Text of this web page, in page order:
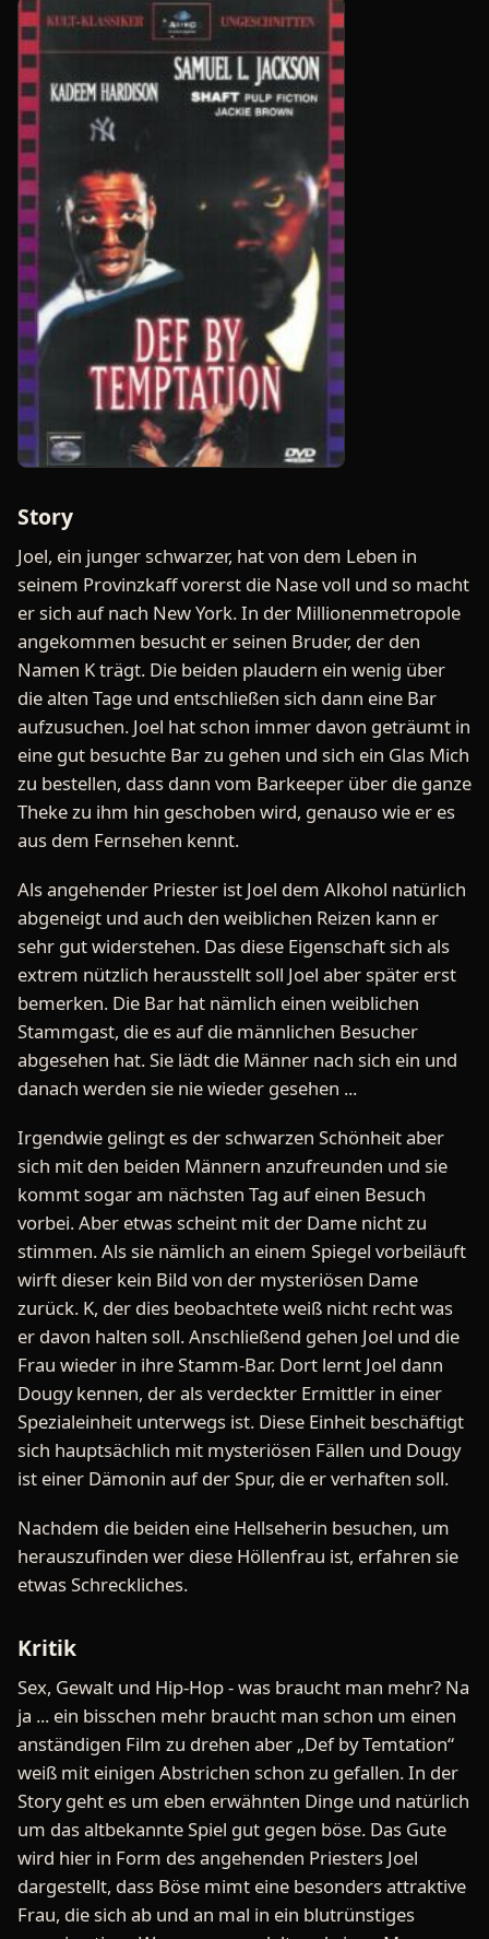
Story
Joel, ein junger schwarzer, hat von dem Leben in
seinem Provinzkaff vorerst die Nase voll und so macht
er sich auf nach New York. In der Millionenmetropole
angekommen besucht er seinen Bruder, der den
Namen K trägt. Die beiden plaudern ein wenig über
die alten Tage und entschließen sich dann eine Bar
aufzusuchen. Joel hat schon immer davon geträumt in
eine gut besuchte Bar zu gehen und sich ein Glas Mich
zu bestellen, dass dann vom Barkeeper über die ganze
Theke zu ihm hin geschoben wird, genauso wie er es
aus dem Fernsehen kennt.
Als angehender Priester ist Joel dem Alkohol natürlich
abgeneigt und auch den weiblichen Reizen kann er
sehr gut widerstehen. Das diese Eigenschaft sich als
extrem nützlich herausstellt soll Joel aber später erst
bemerken. Die Bar hat nämlich einen weiblichen
Stammgast, die es auf die männlichen Besucher
abgesehen hat. Sie lädt die Männer nach sich ein und
danach werden sie nie wieder gesehen ...
Irgendwie gelingt es der schwarzen Schönheit aber
sich mit den beiden Männern anzufreunden und sie
kommt sogar am nächsten Tag auf einen Besuch
vorbei. Aber etwas scheint mit der Dame nicht zu
stimmen. Als sie nämlich an einem Spiegel vorbeiläuft
wirft dieser kein Bild von der mysteriösen Dame
zurück. K, der dies beobachtete weiß nicht recht was
er davon halten soll. Anschließend gehen Joel und die
Frau wieder in ihre Stamm-Bar. Dort lernt Joel dann
Dougy kennen, der als verdeckter Ermittler in einer
Spezialeinheit unterwegs ist. Diese Einheit beschäftigt
sich hauptsächlich mit mysteriösen Fällen und Dougy
ist einer Dämonin auf der Spur, die er verhaften soll.
Nachdem die beiden eine Hellseherin besuchen, um
herauszufinden wer diese Höllenfrau ist, erfahren sie
etwas Schreckliches.
Kritik
Sex, Gewalt und Hip-Hop - was braucht man mehr? Na
ja ... ein bisschen mehr braucht man schon um einen
anständigen Film zu drehen aber „Def by Temtation“
weiß mit einigen Abstrichen schon zu gefallen. In der
Story geht es um eben erwähnten Dinge und natürlich
um das altbekannte Spiel gut gegen böse. Das Gute
wird hier in Form des angehenden Priesters Joel
dargestellt, dass Böse mimt eine besonders attraktive
Frau, die sich ab und an mal in ein blutrünstiges